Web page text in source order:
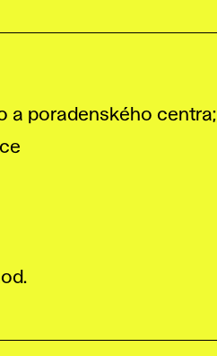
a poradenského centra;